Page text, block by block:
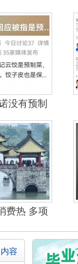
没有预制
费热 多项
带动
容